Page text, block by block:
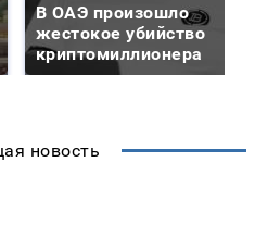
В ОАЭ произошло
жестокое убийство
криптомиллионера
новость